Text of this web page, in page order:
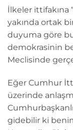
İlkeler ittifakına
yakında ortak
duyuma göre
demokrasinin
Meclisinde
Eğer Cumhur
üzerinde
gidebilir ki